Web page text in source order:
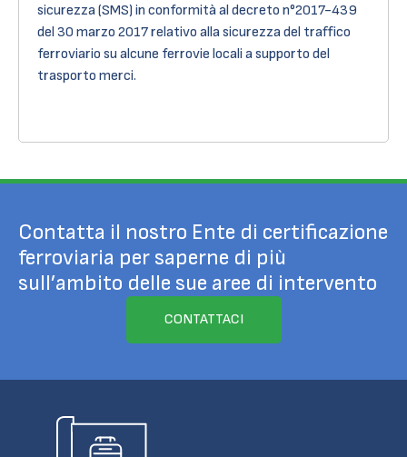
sicurezza (SMS) in conformità al decreto n°2017-439
del 30 marzo 2017 relativo alla sicurezza del traffico
ferroviario su alcune ferrovie locali a supporto del
trasporto merci.
Contatta il nostro Ente di certificazione
ferroviaria per saperne di più
sull’ambito delle sue aree di intervento
CONTATTACI